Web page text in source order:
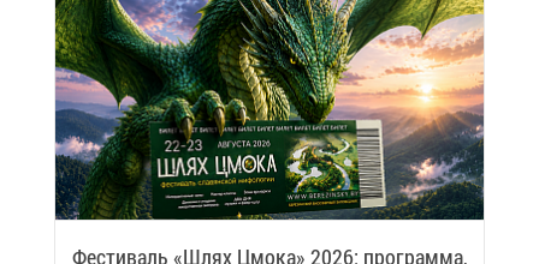
Фе­сти­валь «Шлях Цмо­ка» 2026: про­грам­ма,